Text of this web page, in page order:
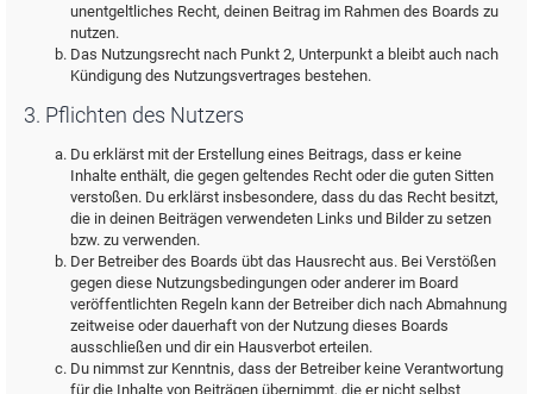
unentgeltliches Recht, deinen Beitrag im Rahmen des Boards zu
nutzen.
Das Nutzungsrecht nach Punkt 2, Unterpunkt a bleibt auch nach
Kündigung des Nutzungsvertrages bestehen.
3. Pflichten des Nutzers
Du erklärst mit der Erstellung eines Beitrags, dass er keine
Inhalte enthält, die gegen geltendes Recht oder die guten Sitten
verstoßen. Du erklärst insbesondere, dass du das Recht besitzt,
die in deinen Beiträgen verwendeten Links und Bilder zu setzen
bzw. zu verwenden.
Der Betreiber des Boards übt das Hausrecht aus. Bei Verstößen
gegen diese Nutzungsbedingungen oder anderer im Board
veröffentlichten Regeln kann der Betreiber dich nach Abmahnung
zeitweise oder dauerhaft von der Nutzung dieses Boards
ausschließen und dir ein Hausverbot erteilen.
Du nimmst zur Kenntnis, dass der Betreiber keine Verantwortung
für die Inhalte von Beiträgen übernimmt, die er nicht selbst